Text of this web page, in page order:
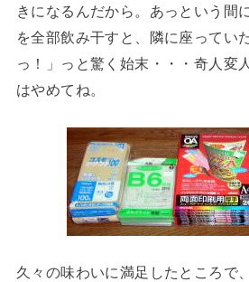
きになるんだから。あっという間
を全部飲み干すと、隣に座ってい
っ！」っと驚く始末・・・奇人変
はやめてね。
久々の味わいに満足したところで